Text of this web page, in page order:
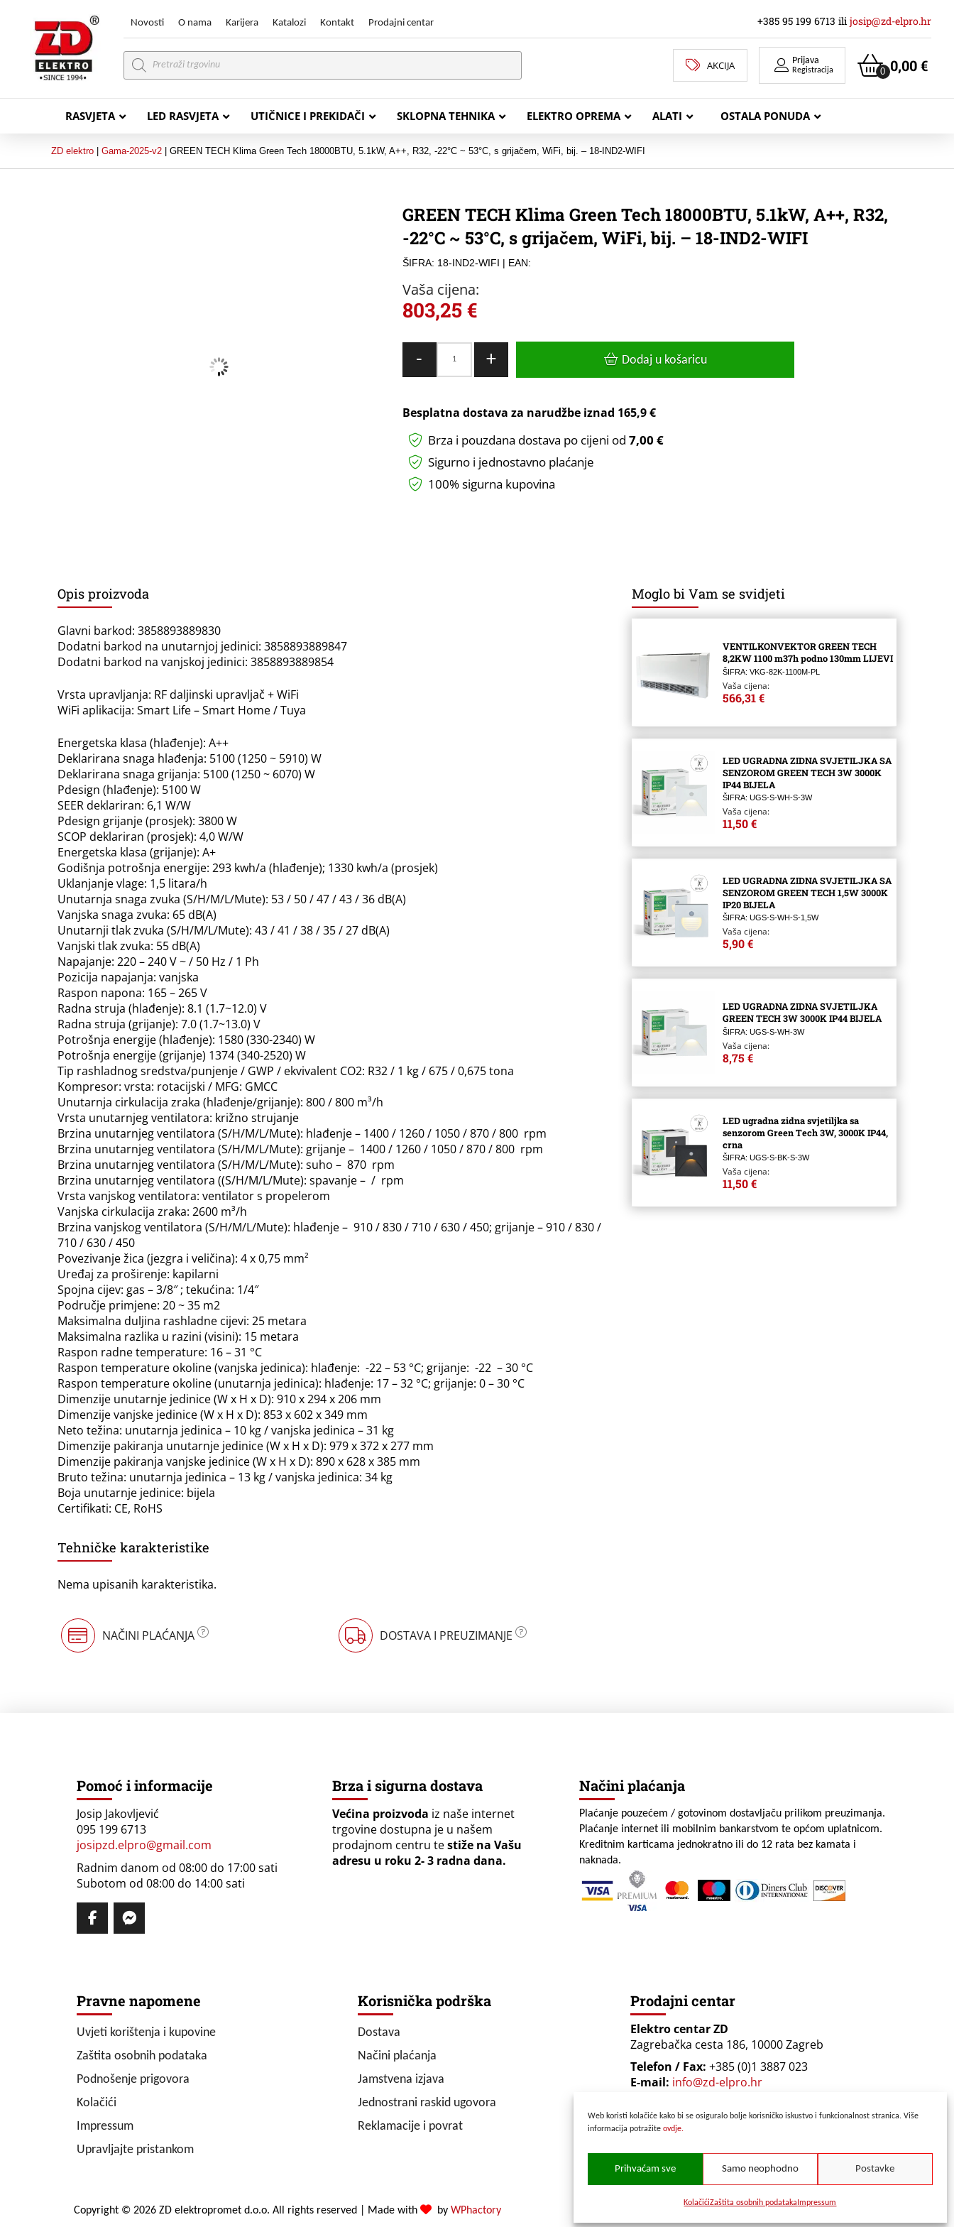
Web koristi kolačiće kako bi se osiguralo bolje korisničko iskustvo i funkcionalnost stranica. Više
informacija potražite ovdje.
Prihvaćam sve Samo neophodno Postavke
KolačićiZaštita osobnih podataka Impressum
Novosti O nama Karijera Katalozi Kontakt Prodajni centar +385 95 199 6713 ili josip@zd-elpro.hr
Products
search
AKCIJA Prijava
Registracija 0,00€
0
RASVJETA LED RASVJETA UTIČNICE I PREKIDAČI SKLOPNA TEHNIKA ELEKTRO OPREMA ALATI OSTALA PONUDA
FG16OR
NHXH FE180/E30
KOAKSIJALNI KABELI
ZD elektro Gama-2025-v2 GREEN TECH Klima Green Tech 18000BTU, 5.1kW, A++, R32, -22°C ~ 53°C, s grijačem, WiFi, bij. – 18-IND2-WIFI
GREEN TECH Klima Green Tech 18000BTU, 5.1kW, A++, R32,
-22°C ~ 53°C, s grijačem, WiFi, bij. – 18-IND2-WIFI
ŠIFRA: 18-IND2-WIFI | EAN:
Vaša cijena:
803,25€
-
18000BTU,
5.1kW,
+ Dodaj u košaricu
Besplatna dostava za narudžbe iznad 165,9 €
Brza i pouzdana dostava po cijeni od 7,00 €
Sigurno i jednostavno plaćanje
100% sigurna kupovina
Opis proizvoda
Glavni barkod: 3858893889830
Dodatni barkod na unutarnjoj jedinici: 3858893889847
Dodatni barkod na vanjskoj jedinici: 3858893889854
Vrsta upravljanja: RF daljinski upravljač + WiFi
WiFi aplikacija: Smart Life – Smart Home / Tuya
Energetska klasa (hlađenje): A++
Deklarirana snaga hlađenja: 5100 (1250 ~ 5910) W
Deklarirana snaga grijanja: 5100 (1250 ~ 6070) W
Pdesign (hlađenje): 5100 W
SEER deklariran: 6,1 W/W
Pdesign grijanje (prosjek): 3800 W
SCOP deklariran (prosjek): 4,0 W/W
Energetska klasa (grijanje): A+
Godišnja potrošnja energije: 293 kwh/a (hlađenje); 1330 kwh/a (prosjek)
Uklanjanje vlage: 1,5 litara/h
Unutarnja snaga zvuka (S/H/M/L/Mute): 53 / 50 / 47 / 43 / 36 dB(A)
Vanjska snaga zvuka: 65 dB(A)
Unutarnji tlak zvuka (S/H/M/L/Mute): 43 / 41 / 38 / 35 / 27 dB(A)
Vanjski tlak zvuka: 55 dB(A)
Napajanje: 220 – 240 V ~ / 50 Hz / 1 Ph
Pozicija napajanja: vanjska
Raspon napona: 165 – 265 V
Radna struja (hlađenje): 8.1 (1.7~12.0) V
Radna struja (grijanje): 7.0 (1.7~13.0) V
Potrošnja energije (hlađenje): 1580 (330-2340) W
Potrošnja energije (grijanje) 1374 (340-2520) W
Tip rashladnog sredstva/punjenje / GWP / ekvivalent CO2: R32 / 1 kg / 675 / 0,675 tona
Kompresor: vrsta: rotacijski / MFG: GMCC
Unutarnja cirkulacija zraka (hlađenje/grijanje): 800 / 800 m³/h
Vrsta unutarnjeg ventilatora: križno strujanje
Brzina unutarnjeg ventilatora (S/H/M/L/Mute): hlađenje – 1400 / 1260 / 1050 / 870 / 800 rpm
Brzina unutarnjeg ventilatora (S/H/M/L/Mute): grijanje – 1400 / 1260 / 1050 / 870 / 800 rpm
Brzina unutarnjeg ventilatora (S/H/M/L/Mute): suho – 870 rpm
Brzina unutarnjeg ventilatora ((S/H/M/L/Mute): spavanje – / rpm
Vrsta vanjskog ventilatora: ventilator s propelerom
Vanjska cirkulacija zraka: 2600 m³/h
Brzina vanjskog ventilatora (S/H/M/L/Mute): hlađenje – 910 / 830 / 710 / 630 / 450; grijanje – 910 / 830 /
710 / 630 / 450
Povezivanje žica (jezgra i veličina): 4 x 0,75 mm²
Uređaj za proširenje: kapilarni
Spojna cijev: gas – 3/8″ ; tekućina: 1/4″
Područje primjene: 20 ~ 35 m2
Maksimalna duljina rashladne cijevi: 25 metara
Maksimalna razlika u razini (visini): 15 metara
Raspon radne temperature: 16 – 31 °C
Raspon temperature okoline (vanjska jedinica): hlađenje: -22 – 53 °C; grijanje: -22 – 30 °C
Raspon temperature okoline (unutarnja jedinica): hlađenje: 17 – 32 °C; grijanje: 0 – 30 °C
Dimenzije unutarnje jedinice (W x H x D): 910 x 294 x 206 mm
Dimenzije vanjske jedinice (W x H x D): 853 x 602 x 349 mm
Neto težina: unutarnja jedinica – 10 kg / vanjska jedinica – 31 kg
Dimenzije pakiranja unutarnje jedinice (W x H x D): 979 x 372 x 277 mm
Dimenzije pakiranja vanjske jedinice (W x H x D): 890 x 628 x 385 mm
Bruto težina: unutarnja jedinica – 13 kg / vanjska jedinica: 34 kg
Boja unutarnje jedinice: bijela
Certifikati: CE, RoHS
Tehničke karakteristike
Nema upisanih karakteristika.
NAČINI PLAĆANJA DOSTAVA I PREUZIMANJE
Moglo bi Vam se svidjeti
VENTILKONVEKTOR GREEN TECH
8,2KW 1100 m37h podno 130mm LIJEVI
ŠIFRA: VKG-82K-1100M-PL
Vaša cijena:
566,31 €
LED UGRADNA ZIDNA SVJETILJKA SA
SENZOROM GREEN TECH 3W 3000K
IP44 BIJELA
ŠIFRA: UGS-S-WH-S-3W
Vaša cijena:
11,50 €
LED UGRADNA ZIDNA SVJETILJKA SA
SENZOROM GREEN TECH 1,5W 3000K
IP20 BIJELA
ŠIFRA: UGS-S-WH-S-1,5W
Vaša cijena:
5,90 €
LED UGRADNA ZIDNA SVJETILJKA
GREEN TECH 3W 3000K IP44 BIJELA
ŠIFRA: UGS-S-WH-3W
Vaša cijena:
8,75 €
LED ugradna zidna svjetiljka sa
senzorom Green Tech 3W, 3000K IP44,
crna
ŠIFRA: UGS-S-BK-S-3W
Vaša cijena:
11,50 €
Pomoć i informacije
Josip Jakovljević
095 199 6713
josipzd.elpro@gmail.com
Radnim danom od 08:00 do 17:00 sati
Subotom od 08:00 do 14:00 sati
Brza i sigurna dostava
Većina proizvoda iz naše internet
trgovine dostupna je u našem
prodajnom centru testiže na Vašu
adresu u roku 2- 3 radna dana.
Načini plaćanja
Plaćanje pouzećem / gotovinom dostavljaču prilikom preuzimanja.
Plaćanje internet ili mobilnim bankarstvom te općom uplatnicom.
Kreditnim karticama jednokratno ili do 12 rata bez kamata i
naknada.
Pravne napomene
Uvjeti korištenja i kupovine
Zaštita osobnih podataka
Podnošenje prigovora
Kolačići
Impressum
Upravljajte pristankom
Korisnička podrška
Dostava
Načini plaćanja
Jamstvena izjava
Jednostrani raskid ugovora
Reklamacije i povrat
Prodajni centar
Elektro centar ZD
Zagrebačka cesta 186, 10000 Zagreb
Telefon / Fax: +385 (0)1 3887 023
E-mail: info@zd-elpro.hr
Ponedjeljak - Petak od 08:00 do 17:00 sati
Subotom od 08:00 do 14:00 sati
Copyright © 2026 ZD elektropromet d.o.o. All rights reserved Made with by WPhactory